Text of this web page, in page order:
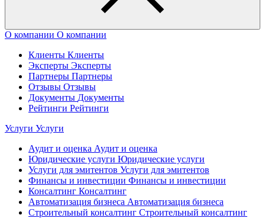
О компании О компании
Клиенты Клиенты
Эксперты Эксперты
Партнеры Партнеры
Отзывы Отзывы
Документы Документы
Рейтинги Рейтинги
Услуги Услуги
Аудит и оценка Аудит и оценка
Юридические услуги Юридические услуги
Услуги для эмитентов Услуги для эмитентов
Финансы и инвестиции Финансы и инвестиции
Консалтинг Консалтинг
Автоматизация бизнеса Автоматизация бизнеса
Строительный консалтинг Строительный консалтинг